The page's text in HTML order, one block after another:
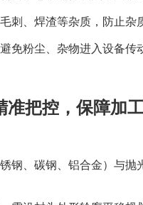
刺、焊渣等杂质，防止杂
免粉尘、杂物进入设备传
准把控，保障加
钢、碳钢、铝合金）与